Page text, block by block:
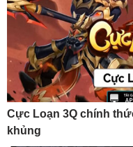
Cực Loạn 3Q chính
khủng